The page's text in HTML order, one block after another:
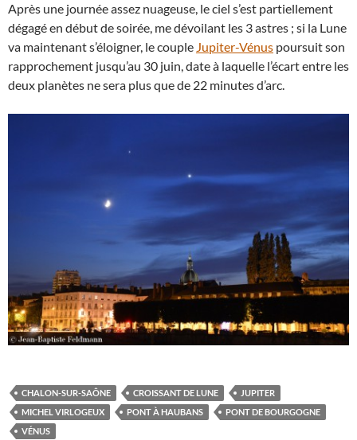
Après une journée assez nuageuse, le ciel s’est partiellement
dégagé en début de soirée, me dévoilant les 3 astres ; si la Lune
va maintenant s’éloigner, le couple Jupiter-Vénus poursuit son
rapprochement jusqu’au 30 juin, date à laquelle l’écart entre les
deux planètes ne sera plus que de 22 minutes d’arc.
CHALON-SUR-SAÔNE CROISSANT DE LUNE
JUPITER
MICHEL VIRLOGEUX
PONT À HAUBANS
PONT DE BOURGOGNE
VÉNUS